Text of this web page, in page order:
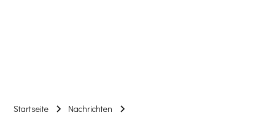
Startseite
Nachrichten